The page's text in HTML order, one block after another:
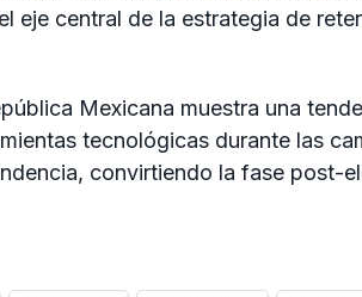
eje central de la estrategia de
Mexicana muestra una
tecnológicas durante las
convirtiendo la fase post-